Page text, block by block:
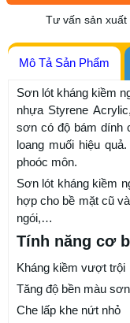
Tư vấn sản xuất
Mô Tả Sản Phẩm
Sơn lót kháng kiềm
nhựa Styrene
sơn có độ bám dính
loang muối hiệu
phoóc môn.
Sơn lót kháng kiềm
hợp cho bề mặt cũ
ngói,…
Tính năng cơ
Kháng kiềm vượt trội
Tăng độ bền màu
Che lấp khe nứt nhỏ